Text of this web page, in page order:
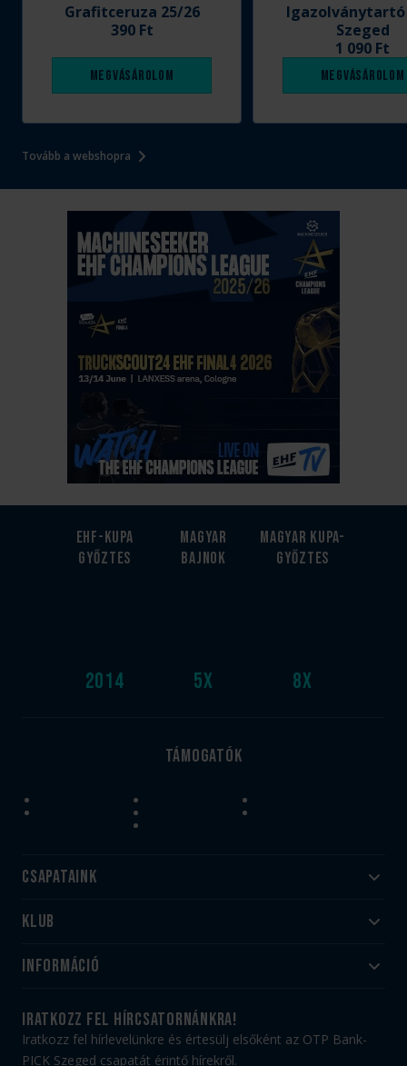
Tovább a webshopra
Grafitceruza 25/26
390 Ft
Megvásárolom
Szeged
1 090 Ft
Megvásárolom
EHF-Kupa
győztes
2014
Magyar
bajnok
5x
Magyar kupa-
győztes
8x
Támogatók
Csapataink
Felnőtt
Utánpótlás
Klub
#HandballFamily
Munkatársaink
PICK Aréna
Információ
Jegy- és bérletvásárlás
Webshop
iratkozz fel hírcsatornánkra!
Iratkozz fel hírlevelünkre és értesülj elsőként az OTP Bank-
PICK Szeged csapatát érintő hírekről.